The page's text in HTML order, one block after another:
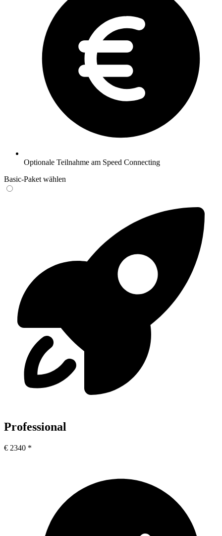
Optionale Teilnahme am Speed Connecting
Basic-Paket wählen
Professional
€ 2340 *